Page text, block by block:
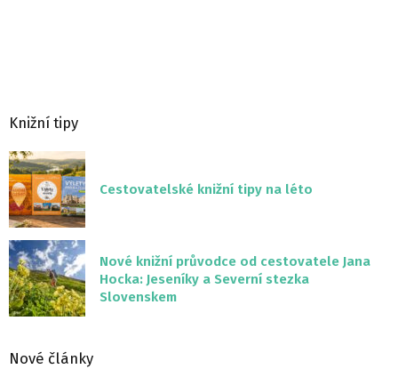
Knižní tipy
Cestovatelské knižní tipy na léto
Nové knižní průvodce od cestovatele Jana
Hocka: Jeseníky a Severní stezka
Slovenskem
Nové články